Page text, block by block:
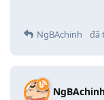
NgBAchinh
đã